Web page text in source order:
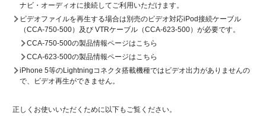
ナビ・オーディオに接続してご利用いただけます。
ビデオファイルを再生する場合は別売のビデオ対応iPod接続ケーブル
（CCA-750-500）及び VTRケーブル（CCA-623-500）が必要です。
CCA-750-500の製品情報ページはこちら
CCA-623-500の製品情報ページはこちら
iPhone 5等のLightningコネクタ搭載機種ではビデオ出力がありませんの
で、ビデオ再生ができません。
正しくお使いいただくために以下もご覧ください。